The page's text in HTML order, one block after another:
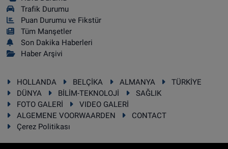
Trafik Durumu
Puan Durumu ve Fikstür
Tüm Manşetler
Son Dakika Haberleri
Haber Arşivi
HOLLANDA BELÇİKA ALMANYA
TÜRKİYE
DÜNYA
BİLİM-TEKNOLOJİ
SAĞLIK
FOTO GALERİ
VIDEO GALERİ
ALGEMENE VOORWAARDEN
CONTACT
Çerez Politikası